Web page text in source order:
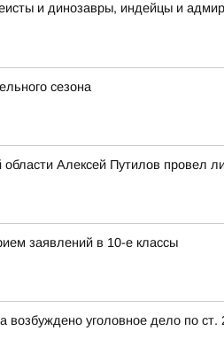
и динозавры, индейцы и
сезона
Алексей Путилов провел
заявлений в 10-е классы
возбуждено уголовное дело по